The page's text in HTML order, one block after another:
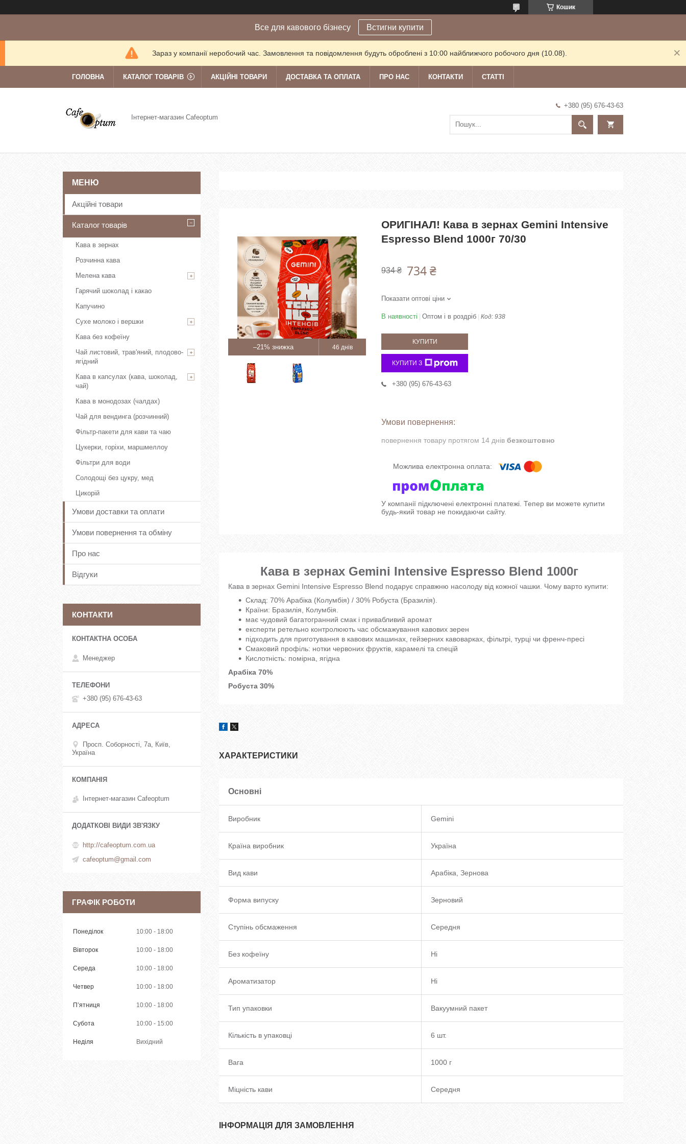
Кошик
Все для кавового бізнесу Встигни купити
Зараз у компанії неробочий час. Замовлення та повідомлення будуть оброблені з 10:00 найближчого робочого дня (10.08).
ГОЛОВНА КАТАЛОГ ТОВАРІВ АКЦІЙНІ ТОВАРИ ДОСТАВКА ТА ОПЛАТА ПРО НАС КОНТАКТИ СТАТТІ
Інтернет-магазин Cafeoptum
+380 (95) 676-43-63
–21% 46 днів
ОРИГІНАЛ! Кава в зернах Gemini Intensive
Espresso Blend 1000г 70/30
934 ₴ 734 ₴
Показати оптові ціни
В наявності Оптом і в роздріб Код: 938
КУПИТИ
КУПИТИ З
+380 (95) 676-43-63
повернення товару протягом 14 днів безкоштовно
У компанії підключені електронні платежі. Тепер ви можете купити
будь-який товар не покидаючи сайту.
Кава в зернах Gemini Intensive Espresso Blend 1000г
Кава в зернах Gemini Intensive Espresso Blend подарує справжню насолоду від кожної чашки. Чому варто купити:
Склад: 70% Арабіка (Колумбія) / 30% Робуста (Бразилія).
Країни: Бразилія, Колумбія.
має чудовий багатогранний смак і привабливий аромат
експерти ретельно контролюють час обсмажування кавових зерен
підходить для приготування в кавових машинах, гейзерних кавоварках, фільтрі, турці чи френч-пресі
Смаковий профіль: нотки червоних фруктів, карамелі та спецій
Кислотність: помірна, ягідна
Арабіка 70%
Робуста 30%
ХАРАКТЕРИСТИКИ
Основні
Виробник Gemini
Країна виробник Україна
Вид кави Арабіка, Зернова
Форма випуску Зерновий
Ступінь обсмаження Середня
Без кофеїну Ні
Ароматизатор Ні
Тип упаковки Вакуумний пакет
Кількість в упаковці 6 шт.
Вага 1000 г
Міцність кави Середня
ІНФОРМАЦІЯ ДЛЯ ЗАМОВЛЕННЯ
Акційні товари
Каталог товарів
Кава в зернах
Розчинна кава
Мелена кава
Гарячий шоколад і какао
Капучино
Сухе молоко і вершки
Кава без кофеїну
Чай листовий, трав'яний, плодово-
ягідний
Кава в капсулах (кава, шоколад,
чай)
Кава в монодозах (чалдах)
Чай для вендинга (розчинний)
Фільтр-пакети для кави та чаю
Цукерки, горіхи, маршмеллоу
Фільтри для води
Солодощі без цукру, мед
Цикорій
Умови доставки та оплати
Умови повернення та обміну
Про нас
Відгуки
КОНТАКТИ
Менеджер
+380 (95) 676-43-63
Просп. Соборності, 7а, Київ,
Україна
Інтернет-магазин Cafeoptum
http://cafeoptum.com.ua
cafeoptum@gmail.com
ГРАФІК РОБОТИ
Понеділок 10:00 18:00
Вівторок 10:00 18:00
Середа 10:00 18:00
Четвер 10:00 18:00
Пʼятниця 10:00 18:00
Субота 10:00 15:00
Неділя Вихідний